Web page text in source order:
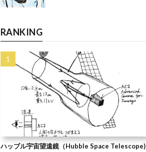
RANKING
ハッブル宇宙望遠鏡（Hubble Space Telescope)